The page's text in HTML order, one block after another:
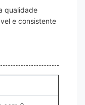
qualidade
e consistente